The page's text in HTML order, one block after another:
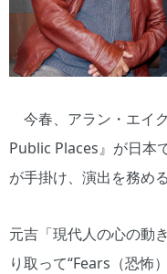
今春、アラン・エイ
Public Places』が日本
が手掛け、演出を務め
元吉「現代人の心の動
り取って“Fears（恐怖